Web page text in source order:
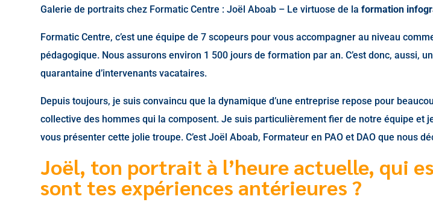
Galerie de portraits chez Formatic Centre : Joël Aboab – Le virtuose de laformation
Formatic Centre, c’est une équipe de 7 scopeurs pour vous accompagner au niveau
pédagogique. Nous assurons environ 1 500 jours de formation par an. C’est donc, aussi,
quarantaine d’intervenants vacataires.
Depuis toujours, je suis convaincu que la dynamique d’une entreprise repose pour
collective des hommes qui la composent. Je suis particulièrement fier de notre équipe et
vous présenter cette jolie troupe. C’est Joël Aboab, Formateur en PAO et DAO que nous
Joël, ton portrait à l’heure actuelle, qui
sont tes expériences antérieures ?